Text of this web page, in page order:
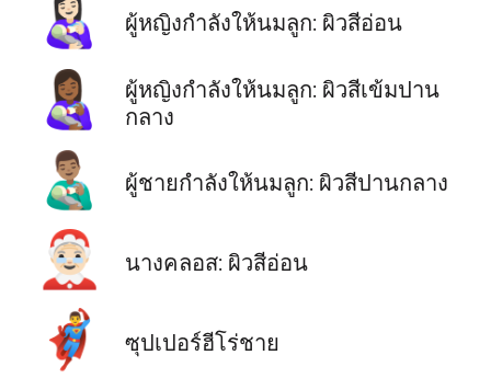
👩🏻‍🍼 ผู้หญิงกำลังให้นมลูก: ผิวสีอ่อน
👩🏾‍🍼
ผู้หญิงกำลังให้นมลูก: ผิวสีเข้มปาน
กลาง
👨🏽‍🍼 ผู้ชายกำลังให้นมลูก: ผิวสีปานกลาง
🤶🏻 นางคลอส: ผิวสีอ่อน
🦸‍♂️ ซุปเปอร์ฮีโร่ชาย